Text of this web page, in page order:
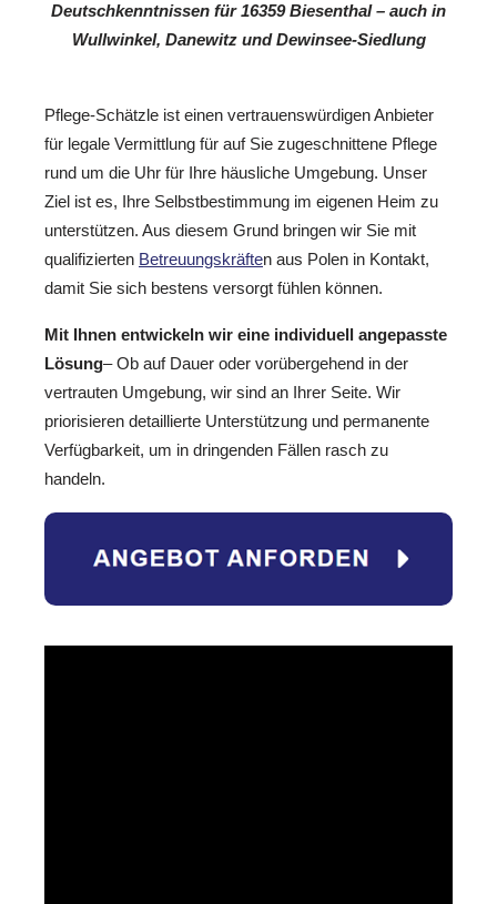
Deutschkenntnissen für 16359 Biesenthal – auch in
Wullwinkel, Danewitz und Dewinsee-Siedlung
Pflege-Schätzle ist einen vertrauenswürdigen Anbieter
für legale Vermittlung für auf Sie zugeschnittene Pflege
rund um die Uhr für Ihre häusliche Umgebung. Unser
Ziel ist es, Ihre Selbstbestimmung im eigenen Heim zu
unterstützen. Aus diesem Grund bringen wir Sie mit
qualifizierten Betreuungskräften aus Polen in Kontakt,
damit Sie sich bestens versorgt fühlen können.
Mit Ihnen entwickeln wir eine individuell angepasste
Lösung– Ob auf Dauer oder vorübergehend in der
vertrauten Umgebung, wir sind an Ihrer Seite. Wir
priorisieren detaillierte Unterstützung und permanente
Verfügbarkeit, um in dringenden Fällen rasch zu
handeln.